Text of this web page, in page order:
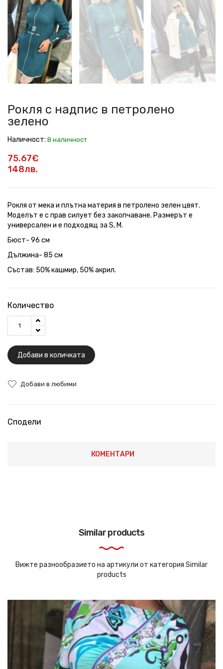
с
надпис
в
петролено
зелено
с
надпис
в
петролено
зелено
с
надпис
в
петролено
зелено
с
надпис
в
петролено
зелено
с
надпис
в
петролено
зелено
с
надпис
в
петролено
зелено
Рокля с надпис в петролено
зелено
Наличност: В наличност
75.67€
148лв.
Рокля от мека и плътна материя в петролено зелен цвят.
Моделът е с прав силует без закопчаване. Размерът е
универсален и е подходящ за S, M.
Бюст- 96 см
Дължина- 85 см
Състав: 50% кашмир, 50% акрил.
Количество
Добави в количката
Добави в любими
Сподели
КОМЕНТАРИ
Similar products
Вижте разнообразието на артикули от категория Similar
products